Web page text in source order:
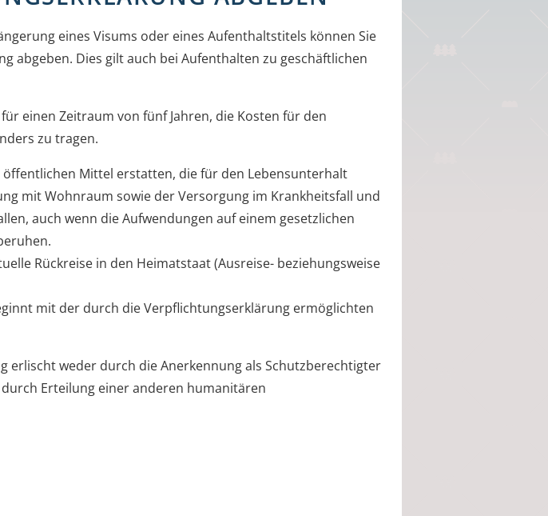
eines Visums oder eines Aufenthaltstitels können Sie
abgeben. Dies gilt auch bei Aufenthalten zu geschäftlichen
einen Zeitraum von fünf Jahren, die Kosten für den
zu tragen.
öffentlichen Mittel erstatten, die für den Lebensunterhalt
mit Wohnraum sowie der Versorgung im Krankheitsfall und
auch wenn die Aufwendungen auf einem gesetzlichen
Rückreise in den Heimatstaat (Ausreise- beziehungsweise
mit der durch die Verpflichtungserklärung ermöglichten
erlischt weder durch die Anerkennung als Schutzberechtigter
Erteilung einer anderen humanitären